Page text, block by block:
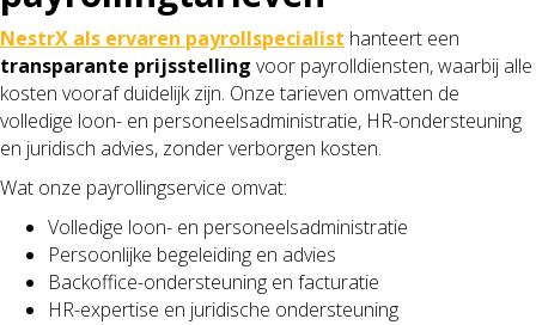
NestrX als ervaren payrollspecialist hanteert een
transparante prijsstelling voor payrolldiensten, waarbij alle
kosten vooraf duidelijk zijn. Onze tarieven omvatten de
volledige loon- en personeelsadministratie, HR-ondersteuning
en juridisch advies, zonder verborgen kosten.
Wat onze payrollingservice omvat:
Volledige loon- en personeelsadministratie
Persoonlijke begeleiding en advies
Backoffice-ondersteuning en facturatie
HR-expertise en juridische ondersteuning